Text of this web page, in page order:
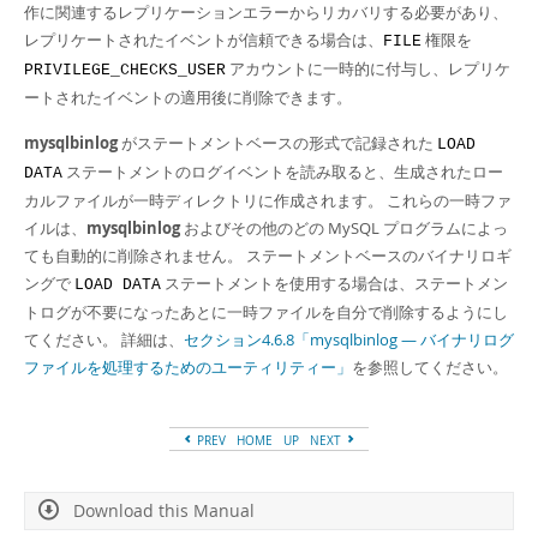
作に関連するレプリケーションエラーからリカバリする必要があり、
レプリケートされたイベントが信頼できる場合は、
FILE 権限を
PRIVILEGE_CHECKS_USER アカウントに一時的に付与し、レプリケ
ートされたイベントの適用後に削除できます。
mysqlbinlogがステートメントベースの形式で記録された LOAD
DATA ステートメントのログイベントを読み取ると、生成されたロー
カルファイルが一時ディレクトリに作成されます。 これらの一時ファ
イルは、 mysqlbinlogおよびその他のどの MySQL プログラムによっ
ても自動的に削除されません。 ステートメントベースのバイナリロギ
ングで LOAD DATA ステートメントを使用する場合は、ステートメン
トログが不要になったあとに一時ファイルを自分で削除するようにし
てください。 詳細は、 セクション4.6.8「mysqlbinlog — バイナリログ
ファイルを処理するためのユーティリティー」 を参照してください。
PREV HOME UP NEXT
Download this Manual